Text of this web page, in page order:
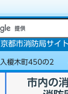
京都市消防局サイ
榎木町450の2
市内の